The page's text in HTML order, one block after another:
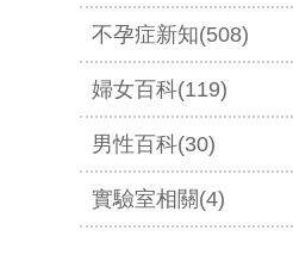
不孕症新知(508)
婦女百科(119)
男性百科(30)
實驗室相關(4)